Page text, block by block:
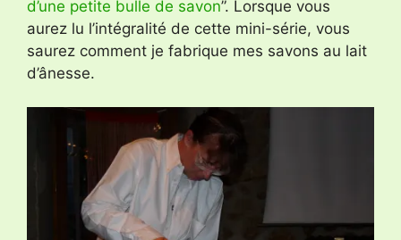
d’une petite bulle de savon”. Lorsque vous
aurez lu l’intégralité de cette mini-série, vous
saurez comment je fabrique mes savons au lait
d’ânesse.